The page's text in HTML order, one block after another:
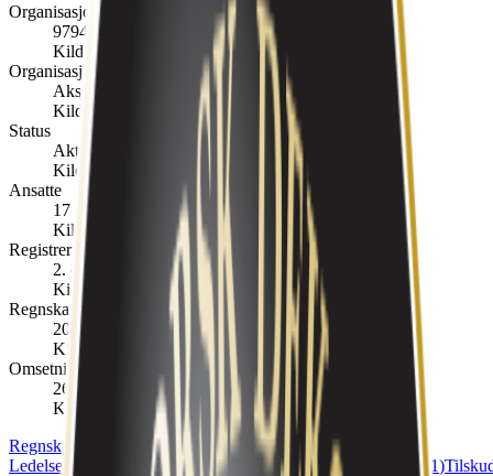
Organisasjonsnummer
979410786
Kilde:
Organisasjonsform
Aksjeselskap
Kilde:
Enhetsregisteret
Status
Aktiv
Kilde:
Enhetsregisteret
Ansatte
17
Kilde:
Enhetsregisteret
Registrert
2. desember 1997
Kilde:
Enhetsregisteret
Regnskapsår
2025
Kilde:
Regnskapsregisteret
Omsetning
26 939 000 kr
Kilde:
Regnskapsregisteret
Regnskap
Styre &
Ledelse 6 Aksjonærer 4 )Konsern Portefølje ( Underenheter(1)